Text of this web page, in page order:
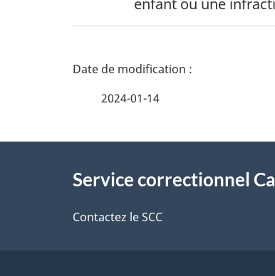
t
e
d
e
D
a
l
2024-01-14
proposService correctionnel
Contactez le SCC